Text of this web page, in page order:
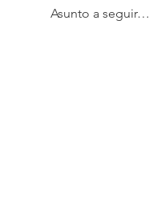
Asunto a seguir…